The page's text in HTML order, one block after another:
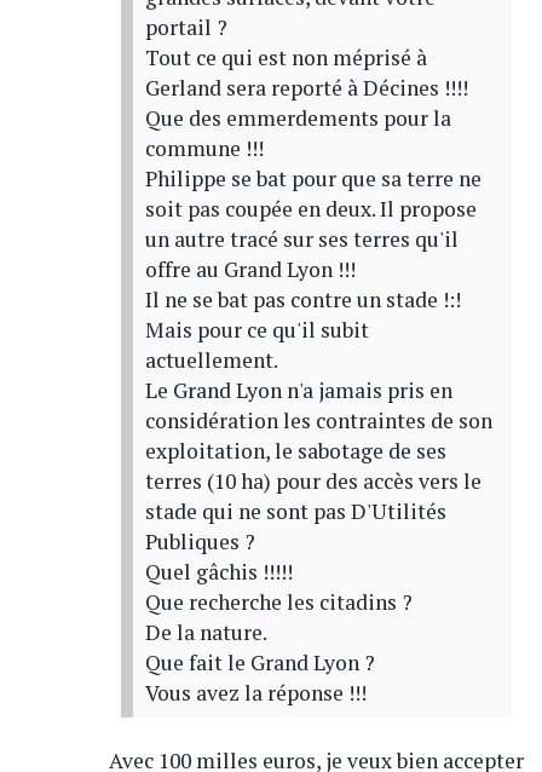
portail ?
Tout ce qui est non méprisé à
Gerland sera reporté à Décines !!!!
Que des emmerdements pour la
commune !!!
Philippe se bat pour que sa terre ne
soit pas coupée en deux. Il propose
un autre tracé sur ses terres qu'il
offre au Grand Lyon !!!
Il ne se bat pas contre un stade !:!
Mais pour ce qu'il subit
actuellement.
Le Grand Lyon n'a jamais pris en
considération les contraintes de son
exploitation, le sabotage de ses
terres (10 ha) pour des accès vers le
stade qui ne sont pas D'Utilités
Publiques ?
Quel gâchis !!!!!
Que recherche les citadins ?
De la nature.
Que fait le Grand Lyon ?
Vous avez la réponse !!!
Avec 100 milles euros, je veux bien accepter